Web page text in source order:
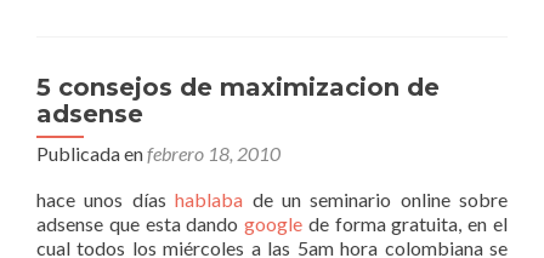
5 consejos de maximizacion de
adsense
Publicada enfebrero 18, 2010
hace unos díashablaba de un seminario online sobre
adsense que esta dandogoogle de forma gratuita, en el
cual todos los miércoles a las 5am hora colombiana se